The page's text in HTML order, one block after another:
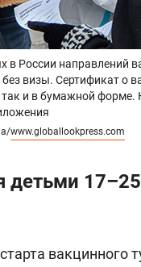
в России направлений
без визы. Сертификат о
и в бумажной
www.globallookpress.com
детьми
вакцинного